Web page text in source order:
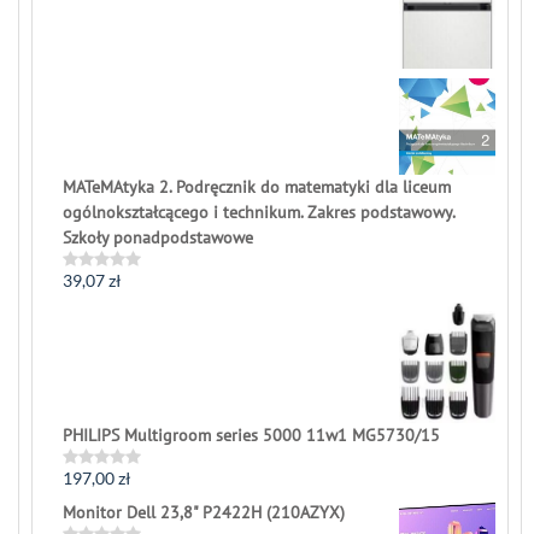
MATeMAtyka 2. Podręcznik do matematyki dla liceum
ogólnokształcącego i technikum. Zakres podstawowy.
Szkoły ponadpodstawowe
Rated
39,07zł
PHILIPS Multigroom series 5000 11w1 MG5730/15
Rated
out
197,00zł
Monitor Dell 23,8" P2422H (210AZYX)